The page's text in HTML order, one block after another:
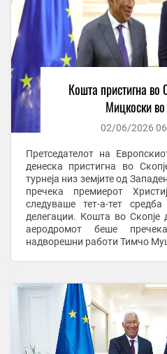
Кошта пристигна во
Мицкоски
02/06/2026
Претседателот на
денеска пристигна во
турнеја низ земјите од
пречека премиерот
следуваше тет-а-тет
делегации. Кошта во Скопје
аеродромот беше
надворешни работи Тимчо